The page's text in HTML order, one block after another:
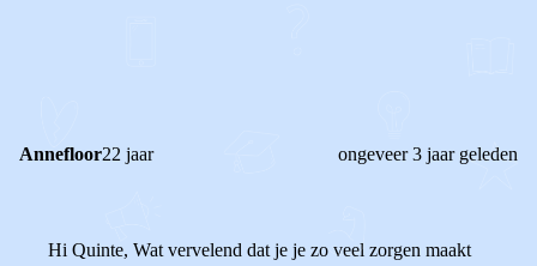
Annefloor22 jaar ongeveer 3 jaar geleden
Hi Quinte, Wat vervelend dat je je zo veel zorgen maakt